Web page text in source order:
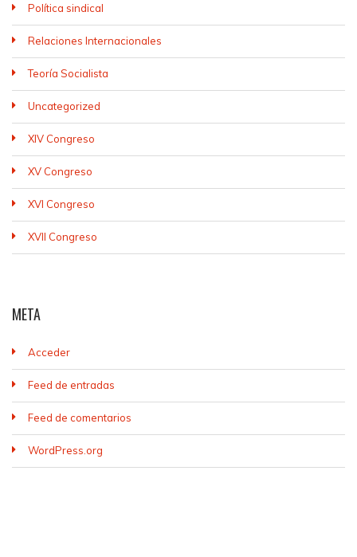
Política sindical
Relaciones Internacionales
Teoría Socialista
Uncategorized
XIV Congreso
XV Congreso
XVI Congreso
XVII Congreso
META
Acceder
Feed de entradas
Feed de comentarios
WordPress.org